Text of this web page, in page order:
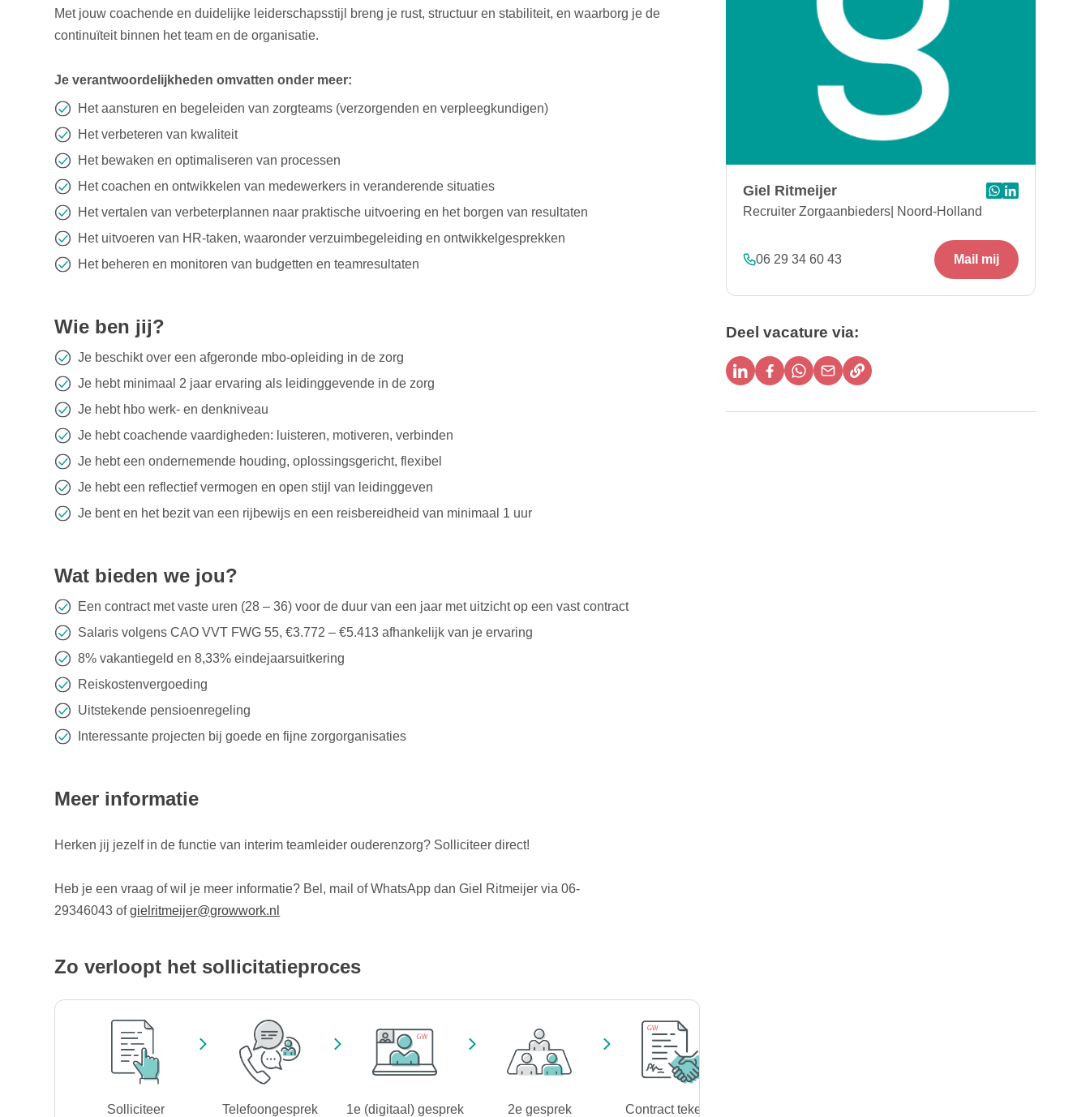
Met jouw coachende en duidelijke leiderschapsstijl breng je rust, structuur en stabiliteit, en waarborg je de
continuïteit binnen het team en de organisatie.
Je verantwoordelijkheden omvatten onder meer:
Het aansturen en begeleiden van zorgteams (verzorgenden en verpleegkundigen)
Het verbeteren van kwaliteit
Het bewaken en optimaliseren van processen
Het coachen en ontwikkelen van medewerkers in veranderende situaties
Het vertalen van verbeterplannen naar praktische uitvoering en het borgen van resultaten
Het uitvoeren van HR-taken, waaronder verzuimbegeleiding en ontwikkelgesprekken
Het beheren en monitoren van budgetten en teamresultaten
Wie ben jij?
Je beschikt over een afgeronde mbo-opleiding in de zorg
Je hebt minimaal 2 jaar ervaring als leidinggevende in de zorg
Je hebt hbo werk- en denkniveau
Je hebt coachende vaardigheden: luisteren, motiveren, verbinden
Je hebt een ondernemende houding, oplossingsgericht, flexibel
Je hebt een reflectief vermogen en open stijl van leidinggeven
Je bent en het bezit van een rijbewijs en een reisbereidheid van minimaal 1 uur
Wat bieden we jou?
Een contract met vaste uren (28 – 36) voor de duur van een jaar met uitzicht op een vast contract
Salaris volgens CAO VVT FWG 55, €3.772 – €5.413 afhankelijk van je ervaring
8% vakantiegeld en 8,33% eindejaarsuitkering
Reiskostenvergoeding
Uitstekende pensioenregeling
Interessante projecten bij goede en fijne zorgorganisaties
Meer informatie
Herken jij jezelf in de functie van interim teamleider ouderenzorg? Solliciteer direct!
Heb je een vraag of wil je meer informatie? Bel, mail of WhatsApp dan Giel Ritmeijer via 06-
29346043 ofgielritmeijer@growwork.nl
Zo verloopt het sollicitatieproces
Solliciteer Telefoongesprek 1e (digitaal) gesprek 2e gesprek Contract tekenen
Giel Ritmeijer Stuur bericht via
Bezoek
Recruiter Zorgaanbieders| Noord-Holland
06 29 34 60 43 Mail mij
Deel vacature via:
Delen via linkedin
Delen via facebook
Delen via whatsapp
Delen via e-mail